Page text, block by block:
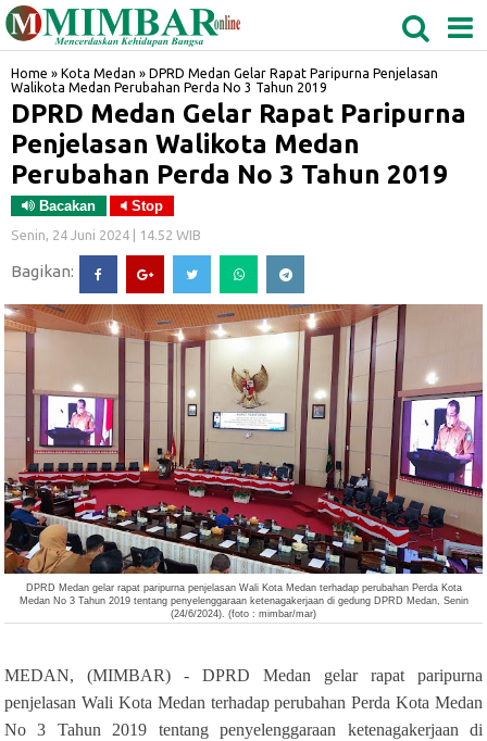
BIDANGRO
Home » Kota Medan » DPRD Medan Gelar Rapat Paripurna Penjelasan
Walikota Medan Perubahan Perda No 3 Tahun 2019
DPRD Medan Gelar Rapat Paripurna
Penjelasan Walikota Medan
Perubahan Perda No 3 Tahun 2019
Bacakan Stop
Senin, 24 Juni 2024 | 14.52 WIB
Bagikan:
DPRD Medan gelar rapat paripurna penjelasan Wali Kota Medan terhadap perubahan Perda Kota
Medan No 3 Tahun 2019 tentang penyelenggaraan ketenagakerjaan di gedung DPRD Medan, Senin
(24/6/2024). (foto : mimbar/mar)
MEDAN, (MIMBAR) - DPRD Medan gelar rapat paripurna
penjelasan Wali Kota Medan terhadap perubahan Perda Kota Medan
No 3 Tahun 2019 tentang penyelenggaraan ketenagakerjaan di